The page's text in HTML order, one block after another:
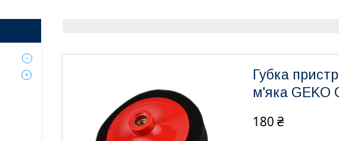
Губка
м'яка GEKO
180 ₴